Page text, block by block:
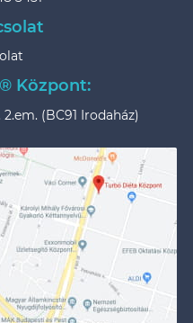
Központ:
2.em. (BC91 Irodaház)